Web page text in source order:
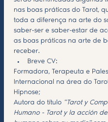
nas boas práticas do Tarot,
toda a diferença na arte do
saber-ser e saber-estar de
as boas práticas na arte de
receber.
Breve CV:
Formadora, Terapeuta e
Internacional na área do
Hipnose;
Autora do título "Tarot y
Humano - Tarot y la acción